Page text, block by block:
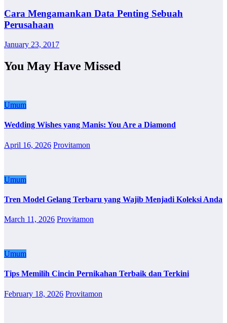
Cara Mengamankan Data Penting Sebuah
Perusahaan
January 23, 2017
You May Have Missed
Umum
Wedding Wishes yang Manis: You Are a Diamond
April 16, 2026 Provitamon
Umum
Tren Model Gelang Terbaru yang Wajib Menjadi Koleksi Anda
March 11, 2026 Provitamon
Umum
Tips Memilih Cincin Pernikahan Terbaik dan Terkini
February 18, 2026 Provitamon